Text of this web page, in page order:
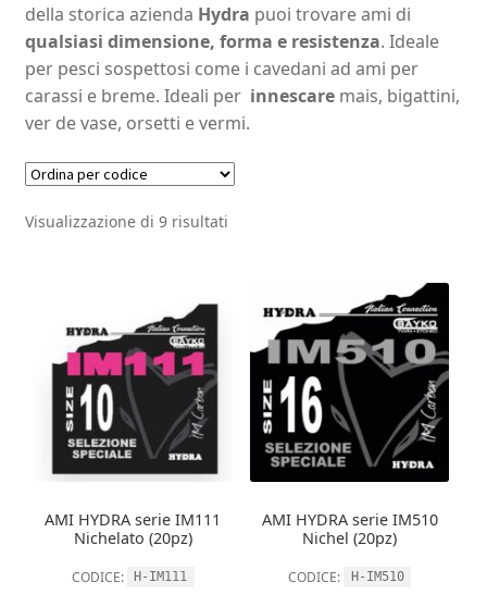
della storica azienda Hydra puoi trovare ami di
qualsiasi dimensione, forma e resistenza. Ideale
per pesci sospettosi come i cavedani ad ami per
carassi e breme. Ideali per innescare mais, bigattini,
ver de vase, orsetti e vermi.
Visualizzazione di 9 risultati
AMI HYDRA serie IM111
Nichelato (20pz)
CODICE: H-IM111
AMI HYDRA serie IM510
Nichel (20pz)
CODICE: H-IM510